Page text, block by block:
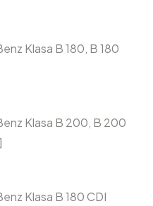
Klasa B 180, B 180
Klasa B 200, B 200
Klasa B 180 CDI